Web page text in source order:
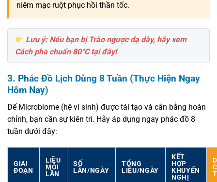
niêm mạc ruột phục hồi thần tốc.
Lưu ý: Nếu bạn bị Trào ngược dạ dày, hãy xem
Cách pha chuẩn 80°C tại đây!
3. Phác Đồ Lịch Dùng 8 Tuần (Thực Hiện Ngay
Hôm Nay)
Để Microbiome (hệ vi sinh) được tái tạo và cân bằng hoàn
chỉnh, bạn cần sự kiên trì. Hãy áp dụng ngay phác đồ 8
tuần dưới đây:
GIAI
ĐOẠN
LIỀU
MỖI
LẦN
SỐ
LẦN/NGÀY
TỔNG
LIỀU/NGÀY
KẾT
HỢP
KHUYẾN
NGHỊ